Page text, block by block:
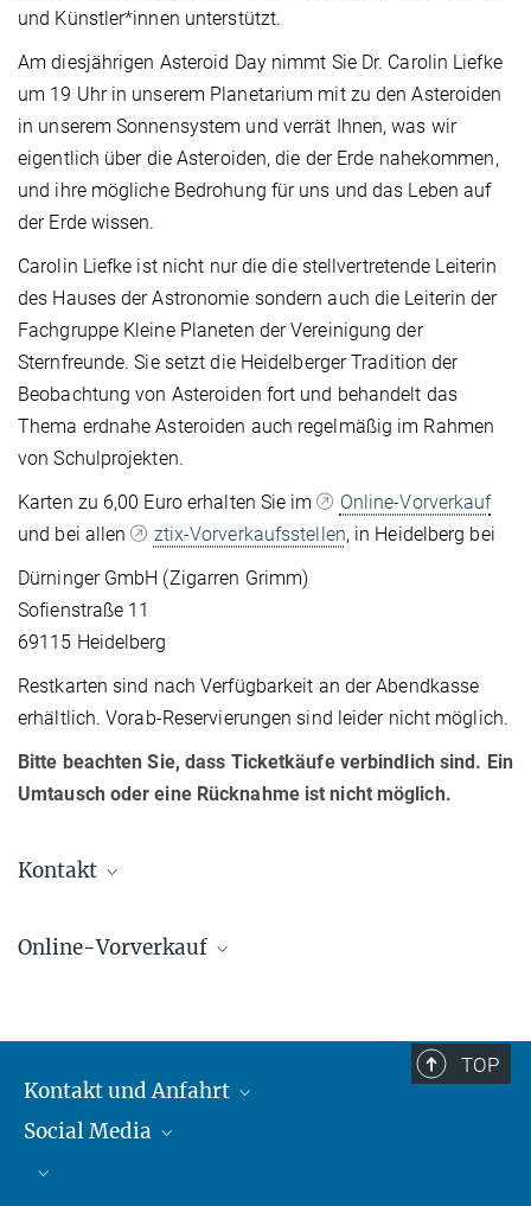
und Künstler*innen unterstützt.
Am diesjährigen Asteroid Day nimmt Sie Dr. Carolin Liefke
um 19 Uhr in unserem Planetarium mit zu den Asteroiden
in unserem Sonnensystem und verrät Ihnen, was wir
eigentlich über die Asteroiden, die der Erde nahekommen,
und ihre mögliche Bedrohung für uns und das Leben auf
der Erde wissen.
Carolin Liefke ist nicht nur die die stellvertretende Leiterin
des Hauses der Astronomie sondern auch die Leiterin der
Fachgruppe Kleine Planeten der Vereinigung der
Sternfreunde. Sie setzt die Heidelberger Tradition der
Beobachtung von Asteroiden fort und behandelt das
Thema erdnahe Asteroiden auch regelmäßig im Rahmen
von Schulprojekten.
Karten zu 6,00 Euro erhalten Sie im
Online-Vorverkauf
und bei allen
ztix-Vorverkaufsstellen, in Heidelberg bei
Dürninger GmbH (Zigarren Grimm)
Sofienstraße 11
69115 Heidelberg
Restkarten sind nach Verfügbarkeit an der Abendkasse
erhältlich. Vorab-Reservierungen sind leider nicht möglich.
Bitte beachten Sie, dass Ticketkäufe verbindlich sind. Ein
Umtausch oder eine Rücknahme ist nicht möglich.
Kontakt
Stellvertretende Leiterin, HdA, Stellvertretende
liefke@...
Online-Vorverkauf
TOP
Kontakt und Anfahrt
Kontakt und Anfahrt
Social Media
Bluesky